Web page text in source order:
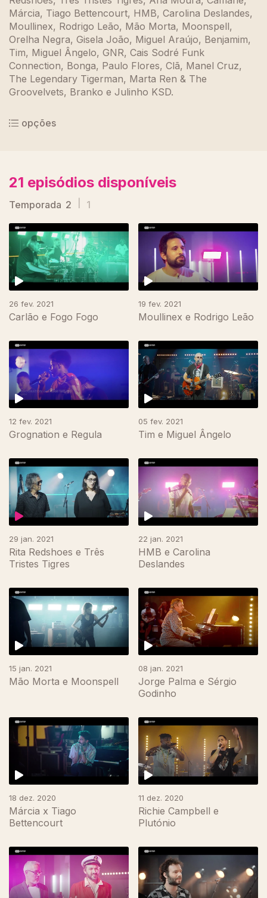
Márcia, Tiago Bettencourt, HMB, Carolina Deslandes,
Moullinex, Rodrigo Leão, Mão Morta, Moonspell,
Orelha Negra, Gisela João, Miguel Araújo, Benjamim,
Tim, Miguel Ângelo, GNR, Cais Sodré Funk
Connection, Bonga, Paulo Flores, Clã, Manel Cruz,
The Legendary Tigerman, Marta Ren & The
Groovelvets, Branko e Julinho KSD.
opções
21 episódios disponíveis
Temporada 2 1
26 fev. 2021
Carlão e Fogo Fogo
19 fev. 2021
Moullinex e Rodrigo Leão
12 fev. 2021
Grognation e Regula
05 fev. 2021
Tim e Miguel Ângelo
29 jan. 2021
Rita Redshoes e Três
Tristes Tigres
22 jan. 2021
HMB e Carolina
Deslandes
15 jan. 2021
Mão Morta e Moonspell
08 jan. 2021
Jorge Palma e Sérgio
Godinho
18 dez. 2020
Márcia x Tiago
Bettencourt
11 dez. 2020
Richie Campbell e
Plutónio
508897